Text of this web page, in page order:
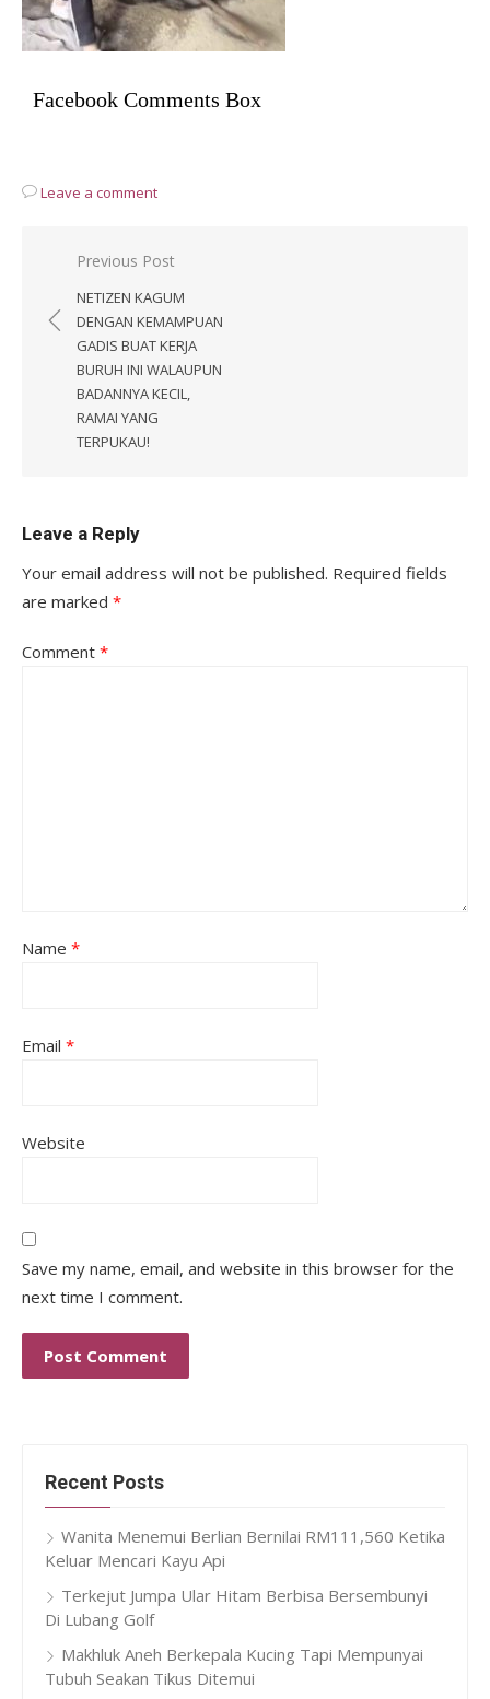
Facebook Comments Box
Leave a comment
Post
navigation
Previous Post
NETIZEN KAGUM
DENGAN KEMAMPUAN
GADIS BUAT KERJA
BURUH INI WALAUPUN
BADANNYA KECIL,
RAMAI YANG
TERPUKAU!
Leave a Reply
Your email address will not be published. Required fields
are marked *
Comment *
Name *
Email *
Website
Save my name, email, and website in this browser for the
next time I comment.
Recent Posts
Wanita Menemui Berlian Bernilai RM111,560 Ketika
Keluar Mencari Kayu Api
Terkejut Jumpa Ular Hitam Berbisa Bersembunyi
Di Lubang Golf
Makhluk Aneh Berkepala Kucing Tapi Mempunyai
Tubuh Seakan Tikus Ditemui